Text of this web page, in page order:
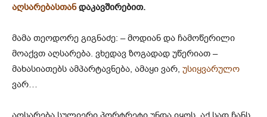
აღსარებასთანდაკავშირებით.
მამა თეოდორე გიგნაძე: – მოდიან და ჩამოწერილი
მოაქვთ აღსარება. ვხედავ ზოგადად უწერიათ –
მახასიათებს ამპარტავნება, ამაყი ვარ, უსიყვარულო
ვარ…